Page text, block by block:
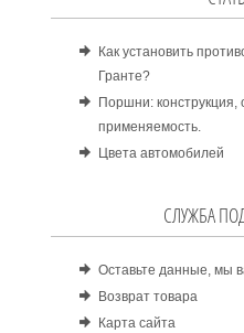
Как установить
Гранте?
Поршни: конструкция,
применяемость.
Цвета автомобилей
СЛУЖБА
Оставьте данные, мы
Возврат товара
Карта сайта